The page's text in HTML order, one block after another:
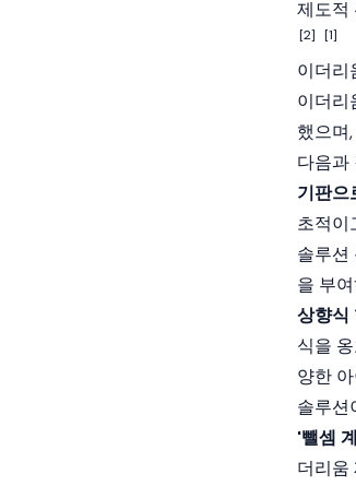
제도적
[2] [1]
이더리
이더리
했으며
다음과
기판으
초적이
솔루션
을 부
상향식
식을
양한
솔루션
'뺄셈
더리움